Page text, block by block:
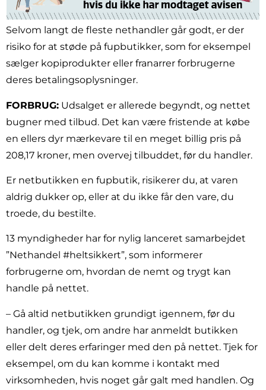
Selvom langt de fleste nethandler går godt, er der
risiko for at støde på fupbutikker, som for eksempel
sælger kopiprodukter eller franarrer forbrugerne
deres betalingsoplysninger.
FORBRUG: Udsalget er allerede begyndt, og nettet
bugner med tilbud. Det kan være fristende at købe
en ellers dyr mærkevare til en meget billig pris på
208,17 kroner, men overvej tilbuddet, før du handler.
Er netbutikken en fupbutik, risikerer du, at varen
aldrig dukker op, eller at du ikke får den vare, du
troede, du bestilte.
13 myndigheder har for nylig lanceret samarbejdet
”Nethandel #heltsikkert”, som informerer
forbrugerne om, hvordan de nemt og trygt kan
handle på nettet.
– Gå altid netbutikken grundigt igennem, før du
handler, og tjek, om andre har anmeldt butikken
eller delt deres erfaringer med den på nettet. Tjek for
eksempel, om du kan komme i kontakt med
virksomheden, hvis noget går galt med handlen. Og